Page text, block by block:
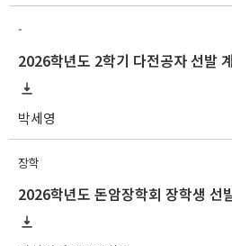
-
2026학년도 2학기 다전공자 선발
박세영
장학
2026학년도 돈암장학회 장학생